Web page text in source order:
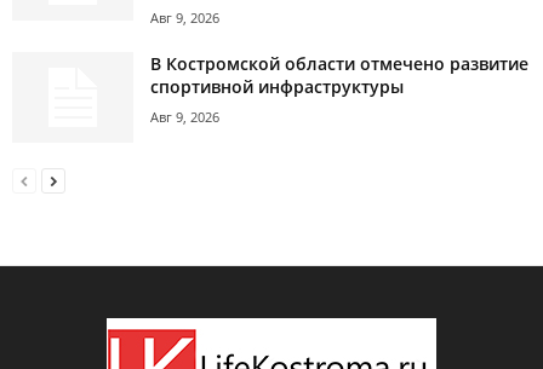
Авг 9, 2026
В Костромской области отмечено развитие
спортивной инфраструктуры
Авг 9, 2026